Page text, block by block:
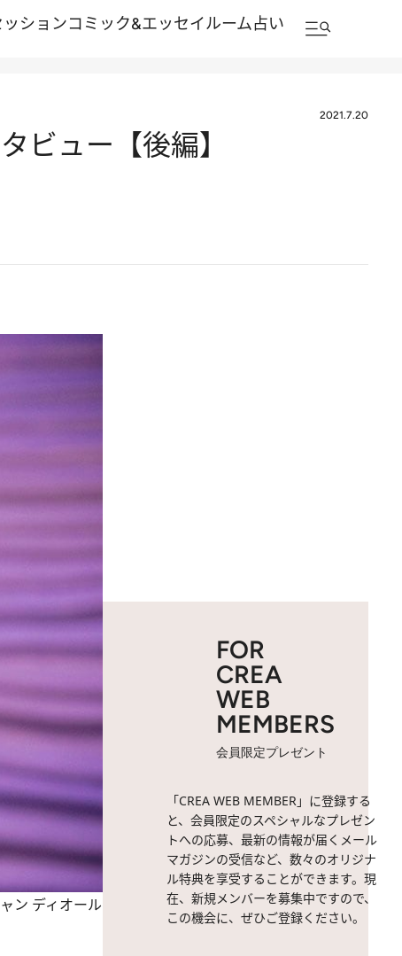
ッションコミック&エッセイルーム占い
2021.7.20
ビュー【後編】
ン ディオール
FOR
CREA
WEB
MEMBERS
会員限定プレゼント
「CREA WEB MEMBER」に登録する
と、会員限定のスペシャルなプレゼン
トへの応募、最新の情報が届くメール
マガジンの受信など、数々のオリジナ
ル特典を享受することができます。現
在、新規メンバーを募集中ですので、
この機会に、ぜひご登録ください。